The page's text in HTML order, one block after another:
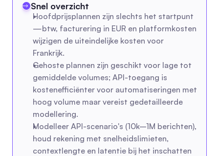
Snel overzicht
Hoofdprijsplannen zijn slechts het startpunt
—btw, facturering in EUR en platformkosten
wijzigen de uiteindelijke kosten voor
Frankrijk.
Gehoste plannen zijn geschikt voor lage tot
gemiddelde volumes; API-toegang is
kostenefficiënter voor automatiseringen met
hoog volume maar vereist gedetailleerde
modellering.
Modelleer API-scenario's (10k–1M berichten),
houd rekening met snelheidslimieten,
contextlengte en latentie bij het inschatten